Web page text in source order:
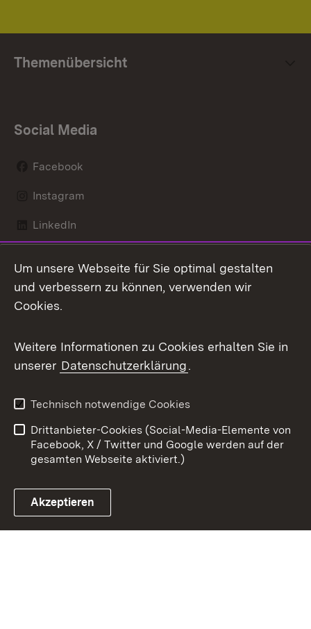
Themenübersicht
Social Media
Facebook
Instagram
LinkedIn
X / Twitter
Youtube
Link zum Landesportal
Kontakt
Datenschutz
Barrierefreiheit
Impressum
Cookies
Um unsere Webseite für Sie optimal gestalten
und verbessern zu können, verwenden wir
Cookies.
Weitere Informationen zu Cookies erhalten Sie in
unserer Datenschutzerklärung.
Technisch notwendige Cookies
Drittanbieter-Cookies (Social-Media-Elemente von
Facebook, X / Twitter und Google werden auf der
gesamten Webseite aktiviert.)
Akzeptieren